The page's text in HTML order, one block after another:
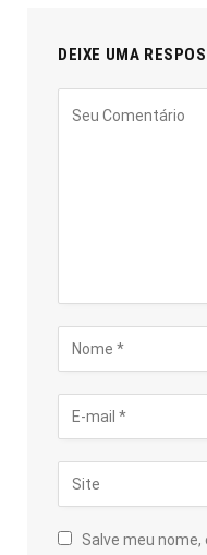
DEIXE UMA
Salve meu